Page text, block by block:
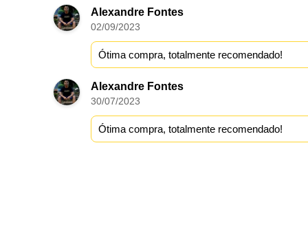
Alexandre Fontes
02/09/2023
Ótima compra, totalmente recomendado!
Alexandre Fontes
30/07/2023
Ótima compra, totalmente recomendado!